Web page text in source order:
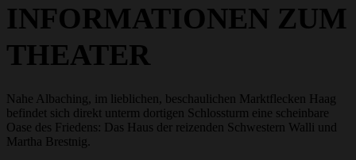
INFORMATIONEN ZUM
THEATER
Nahe Albaching, im lieblichen, beschaulichen Marktflecken Haag
befindet sich direkt unterm dortigen Schlossturm eine scheinbare
Oase des Friedens: Das Haus der reizenden Schwestern Walli und
Martha Brestnig.